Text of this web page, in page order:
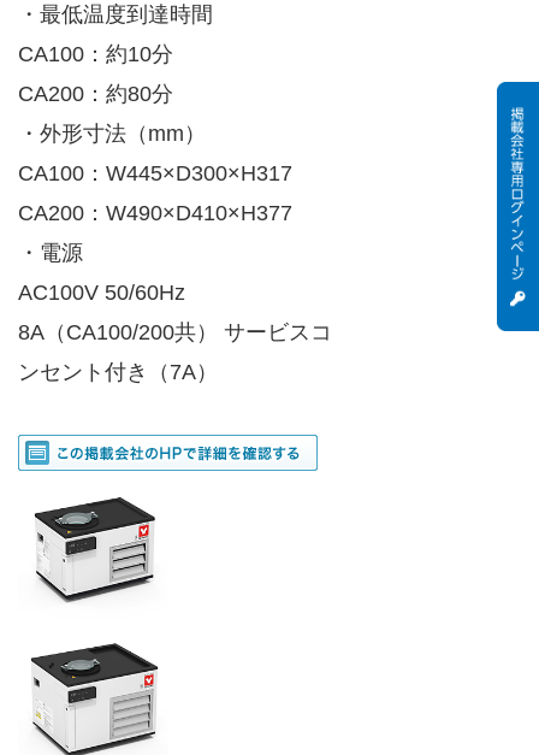
・最低温度到達時間
CA100：約10分
CA200：約80分
・外形寸法（mm）
CA100：W445×D300×H317
CA200：W490×D410×H377
・電源
AC100V 50/60Hz
8A（CA100/200共） サービスコ
ンセント付き（7A）